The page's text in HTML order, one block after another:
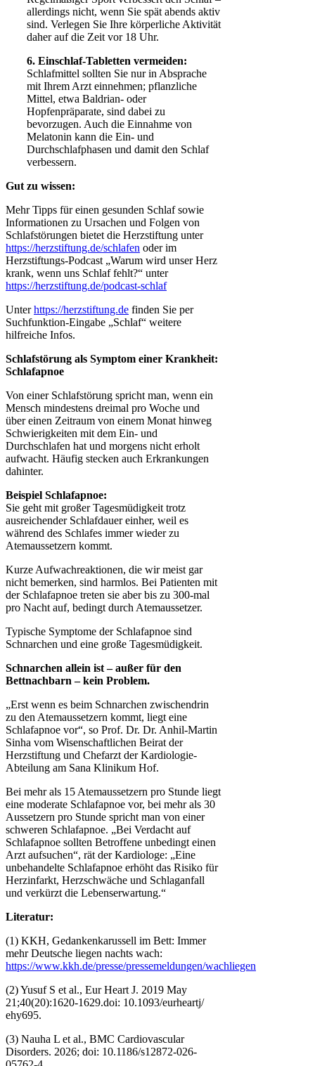
allerdings nicht, wenn Sie spät abends aktiv
sind. Verlegen Sie Ihre körperliche Aktivität
daher auf die Zeit vor 18 Uhr.
6. Einschlaf-Tabletten vermeiden:
Schlafmittel sollten Sie nur in Absprache
mit Ihrem Arzt einnehmen; pflanzliche
Mittel, etwa Baldrian- oder
Hopfenpräparate, sind dabei zu
bevorzugen. Auch die Einnahme von
Melatonin kann die Ein- und
Durchschlafphasen und damit den Schlaf
verbessern.
Gut zu wissen:
Mehr Tipps für einen gesunden Schlaf sowie
Informationen zu Ursachen und Folgen von
Schlafstörungen bietet die Herzstiftung unter
https://herzstiftung.de/schlafen oder im
Herzstiftungs-Podcast „Warum wird unser Herz
krank, wenn uns Schlaf fehlt?“ unter
https://herzstiftung.de/podcast-schlaf
Unterhttps://herzstiftung.de finden Sie per
Suchfunktion-Eingabe „Schlaf“ weitere
hilfreiche Infos.
Schlafstörung als Symptom einer Krankheit:
Schlafapnoe
Von einer Schlafstörung spricht man, wenn ein
Mensch mindestens dreimal pro Woche und
über einen Zeitraum von einem Monat hinweg
Schwierigkeiten mit dem Ein- und
Durchschlafen hat und morgens nicht erholt
aufwacht. Häufig stecken auch Erkrankungen
dahinter.
Beispiel Schlafapnoe:
Sie geht mit großer Tagesmüdigkeit trotz
ausreichender Schlafdauer einher, weil es
während des Schlafes immer wieder zu
Atemaussetzern kommt.
Kurze Aufwachreaktionen, die wir meist gar
nicht bemerken, sind harmlos. Bei Patienten mit
der Schlafapnoe treten sie aber bis zu 300-mal
pro Nacht auf, bedingt durch Atemaussetzer.
Typische Symptome der Schlafapnoe sind
Schnarchen und eine große Tagesmüdigkeit.
Schnarchen allein ist – außer für den
Bettnachbarn – kein Problem.
„Erst wenn es beim Schnarchen zwischendrin
zu den Atemaussetzern kommt, liegt eine
Schlafapnoe vor“, so Prof. Dr. Dr. Anhil-Martin
Sinha vom Wisenschaftlichen Beirat der
Herzstiftung und Chefarzt der Kardiologie-
Abteilung am Sana Klinikum Hof.
Bei mehr als 15 Atemaussetzern pro Stunde liegt
eine moderate Schlafapnoe vor, bei mehr als 30
Aussetzern pro Stunde spricht man von einer
schweren Schlafapnoe. „Bei Verdacht auf
Schlafapnoe sollten Betroffene unbedingt einen
Arzt aufsuchen“, rät der Kardiologe: „Eine
unbehandelte Schlafapnoe erhöht das Risiko für
Herzinfarkt, Herzschwäche und Schlaganfall
und verkürzt die Lebenserwartung.“
Literatur:
(1) KKH, Gedankenkarussell im Bett: Immer
mehr Deutsche liegen nachts wach:
https://www.kkh.de/presse/pressemeldungen/wachliegen
(2) Yusuf S et al., Eur Heart J. 2019 May
21;40(20):1620-1629.doi: 10.1093/eurheartj/
ehy695.
(3) Nauha L et al., BMC Cardiovascular
Disorders. 2026; doi: 10.1186/s12872-026-